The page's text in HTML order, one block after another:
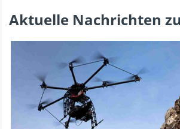
Aktuelle Nachrichten